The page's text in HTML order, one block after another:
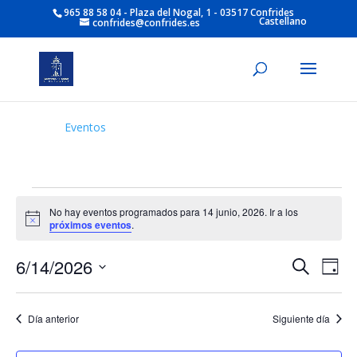
965 88 58 04 - Plaza del Nogal, 1 - 03517 Confrides
confrides@confrides.es Castellano
Eventos
Eventos
en
junio,
2026
Aviso
No hay eventos programados para 14 junio, 2026. Ir a los
próximos eventos.
de
y
Buscarde
Día
6/14/2026
fecha.
Día anterior Siguiente día